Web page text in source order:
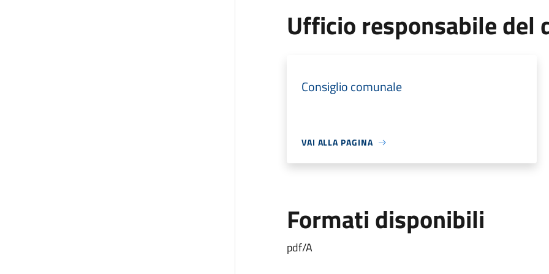
Ufficio responsabile del
Consiglio comunale
VAI ALLA PAGINA
Formati disponibili
pdf/A